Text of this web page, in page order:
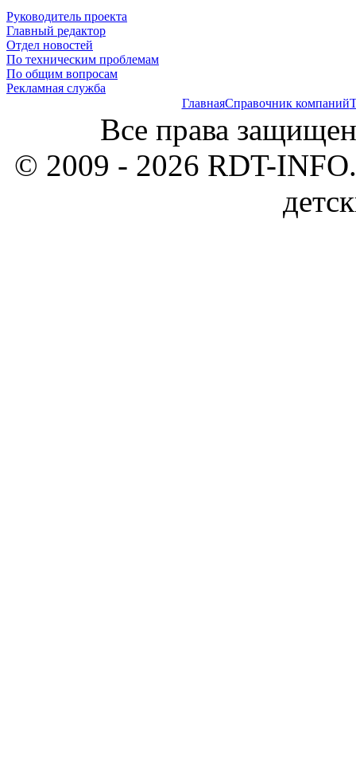
Руководитель проекта
Главный редактор
Отдел новостей
По техническим проблемам
По общим вопросам
Рекламная служба
ГлавнаяСправочник компаний
Все права
© 2009 - 2026 RDT-